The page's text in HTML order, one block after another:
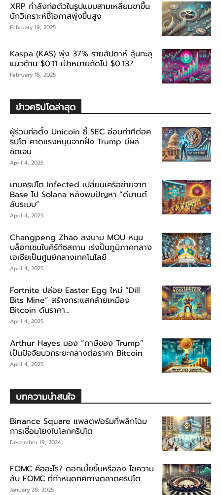
XRP กำลังก่อตัวในรูปแบบสามเหลี่ยมขาขึ้น
นักวิเคราะห์ชี้โอกาสพุ่งขึ้นสูง
February 19, 2025
Kaspa (KAS) พุ่ง 37% รายสัปดาห์ ลุ้นทะลุ
แนวต้าน $0.11 เป้าหมายถัดไป $0.13?
February 18, 2025
ข่าวคริปโตล่าสุด
ผู้ร่วมก่อตั้ง Unicoin ชี้ SEC อ่อนท่าทีต่อค
ริปโต คาดแรงหนุนจากฝั่ง Trump มีผล
ชัดเจน
April 4, 2025
เกมคริปโต Infected เปลี่ยนเครือข่ายจาก
Base ไป Solana หลังพบปัญหา “ดีมานด์
ล้นระบบ”
April 4, 2025
Changpeng Zhao ลงนาม MOU หนุน
บล็อกเชนในคีร์กีซสถาน เร่งปั้นภูมิภาคกลาง
เอเชียเป็นศูนย์กลางเทคโนโลยี
April 4, 2025
Fortnite ปล่อย Easter Egg ใหม่ “Dill
Bits Mine” สร้างกระแสคล้ายเหมือง
Bitcoin ดันราคา...
April 4, 2025
Arthur Hayes มอง “ภาษีของ Trump”
เป็นปัจจัยบวกระยะกลางต่อราคา Bitcoin
April 4, 2025
บทความน่าสนใจ
Binance Square แพลตฟอร์มที่พลิกโฉม
การเชื่อมโยงในโลกคริปโต
December 19, 2024
FOMC คืออะไร? ดอกเบี้ยขึ้นหรือลง ไขความ
ลับ FOMC ที่กำหนดทิศทางตลาดคริปโต
January 28, 2025